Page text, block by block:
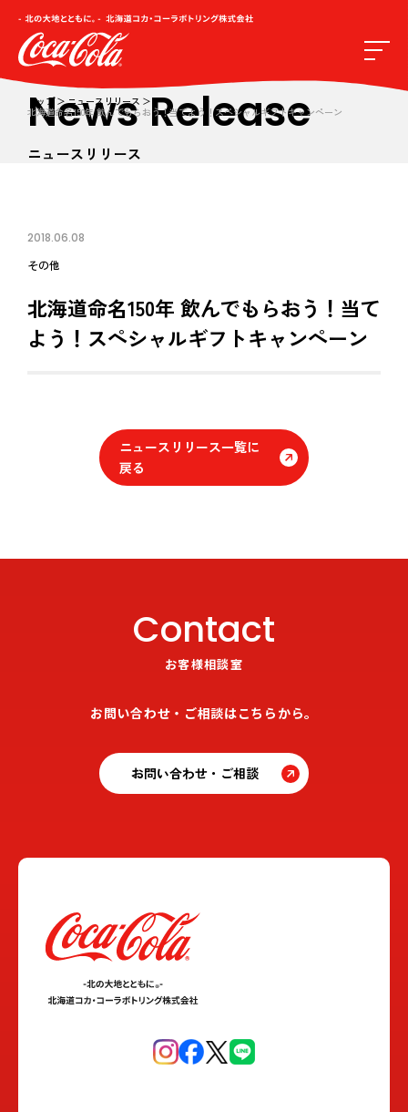
トップ
ニュースリリース
北海道命名150年 飲んでもらおう！当てよう！スペシャルギフトキャンペーン
News Release
ニュースリリース
2018.06.08
その他
北海道命名150年 飲んでもらおう！当て
よう！スペシャルギフトキャンペーン
ニュースリリース一覧に
戻る
Contact
お客様相談室
お問い合わせ・ご相談はこちらから。
お問い合わせ・ご相談